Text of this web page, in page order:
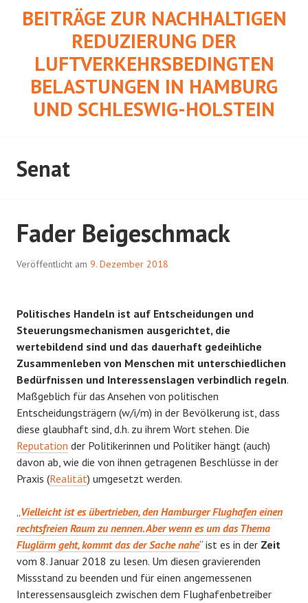
BEITRÄGE ZUR NACHHALTIGEN
REDUZIERUNG DER
LUFTVERKEHRSBEDINGTEN
BELASTUNGEN IN HAMBURG
UND SCHLESWIG-HOLSTEIN
Senat
Fader Beigeschmack
Veröffentlicht am 9. Dezember 2018
Politisches Handeln ist auf Entscheidungen und
Steuerungsmechanismen ausgerichtet, die
wertebildend sind und das dauerhaft gedeihliche
Zusammenleben von Menschen mit unterschiedlichen
Bedürfnissen und Interessenslagen verbindlich regeln.
Maßgeblich für das Ansehen von politischen
Entscheidungsträgern (w/i/m) in der Bevölkerung ist, dass
diese glaubhaft sind, d.h. zu ihrem Wort stehen. Die
Reputation der Politikerinnen und Politiker hängt (auch)
davon ab, wie die von ihnen getragenen Beschlüsse in der
Praxis (Realität) umgesetzt werden.
„Vielleicht ist es übertrieben, den Hamburger Flughafen einen
rechtsfreien Raum zu nennen. Aber wenn es um das Thema
Fluglärm geht, kommt das der Sache nahe“ ist es in der Zeit
vom 8. Januar 2018 zu lesen. Um diesen gravierenden
Missstand zu beenden und für einen angemessenen
Interessensausgleich zwischen dem Flughafenbetreiber